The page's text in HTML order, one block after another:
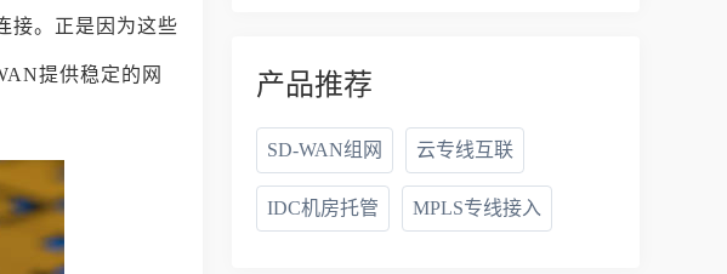
接。正是因为这些
提供稳定的网 产品推荐
SD-WAN组网 云专线互联
IDC机房托管 MPLS专线接入